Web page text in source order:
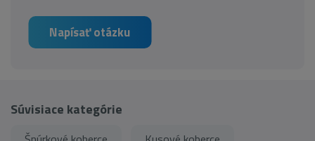
Napísať otázku
Súvisiace kategórie